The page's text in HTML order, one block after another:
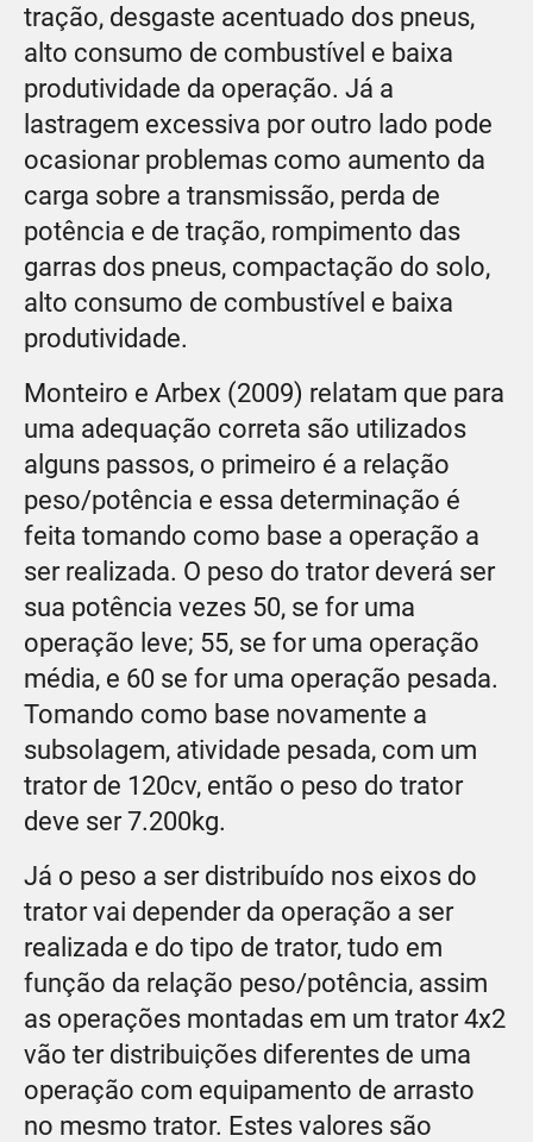
tração, desgaste acentuado dos pneus,
alto consumo de combustível e baixa
produtividade da operação. Já a
lastragem excessiva por outro lado pode
ocasionar problemas como aumento da
carga sobre a transmissão, perda de
potência e de tração, rompimento das
garras dos pneus, compactação do solo,
alto consumo de combustível e baixa
produtividade.
Monteiro e Arbex (2009) relatam que para
uma adequação correta são utilizados
alguns passos, o primeiro é a relação
peso/potência e essa determinação é
feita tomando como base a operação a
ser realizada. O peso do trator deverá ser
sua potência vezes 50, se for uma
operação leve; 55, se for uma operação
média, e 60 se for uma operação pesada.
Tomando como base novamente a
subsolagem, atividade pesada, com um
trator de 120cv, então o peso do trator
deve ser 7.200kg.
Já o peso a ser distribuído nos eixos do
trator vai depender da operação a ser
realizada e do tipo de trator, tudo em
função da relação peso/potência, assim
as operações montadas em um trator 4x2
vão ter distribuições diferentes de uma
operação com equipamento de arrasto
no mesmo trator. Estes valores são